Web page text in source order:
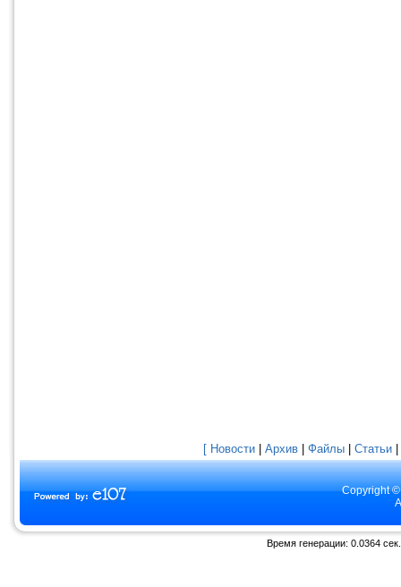
[ Новости Архив Файлы Статьи
Copyright
Время генерации: 0.0364